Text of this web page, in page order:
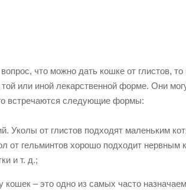
что можно дать кошке от глистов,
той или иной лекарственной форме. Они
встречаются следующие формы:
Уколы от глистов подходят маленьким
от гельминтов хорошо подходит
и т. д.;
кошек – это одно из самых часто